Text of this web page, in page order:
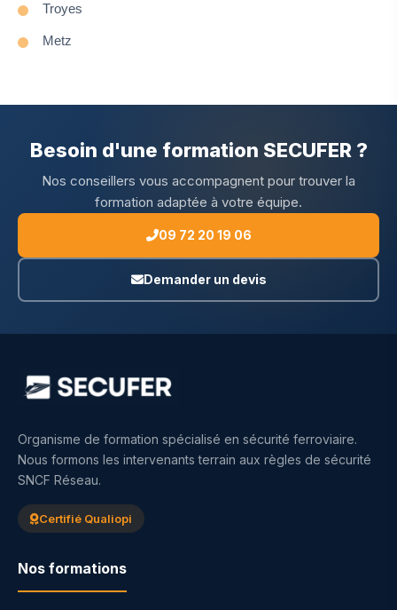
Troyes
Metz
Besoin d'une formation SECUFER ?
Nos conseillers vous accompagnent pour trouver la
formation adaptée à votre équipe.
09 72 20 19 06
Demander un devis
Organisme de formation spécialisé en sécurité ferroviaire.
Nous formons les intervenants terrain aux règles de sécurité
SNCF Réseau.
Certifié Qualiopi
Nos formations